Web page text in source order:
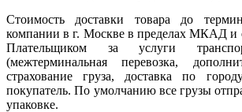
Стоимость доставки товара до
компании в г. Москве в пределах МКАД и
Плательщиком за услуги
(межтерминальная перевозка,
страхование груза, доставка по
покупатель. По умолчанию все грузы
упаковке.